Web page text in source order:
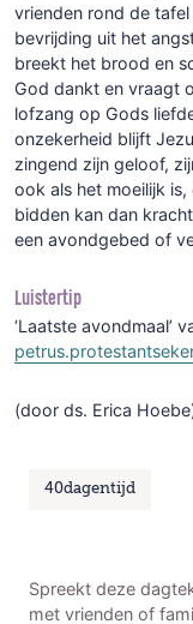
vrienden rond de
bevrijding uit het
breekt het brood en
God dankt en vraagt
lofzang op Gods
onzekerheid blijft
zingend zijn geloof,
ook als het moeilijk
bidden kan dan
een avondgebed of
Luistertip
‘Laatste avondmaal’
(door ds. Erica
40dagentijd
Spreekt deze
met vrienden of